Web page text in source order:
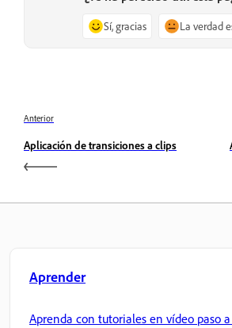
Sí, gracias La verdad
Anterior
Aplicación de transiciones a clips
Aprender
Aprenda con tutoriales en vídeo paso